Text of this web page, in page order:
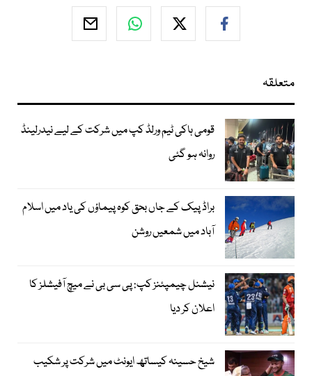
متعلقہ
قومی ہاکی ٹیم ورلڈ کپ میں شرکت کے لیے نیدرلینڈ
روانہ ہو گئی
براڈ پیک کے جاں بحق کوہ پیماؤں کی یاد میں اسلام
آباد میں شمعیں روشن
نیشنل چیمپئنز کپ: پی سی بی نے میچ آفیشلز کا
اعلان کر دیا
شیخ حسینہ کیساتھ ایونٹ میں شرکت پر شکیب